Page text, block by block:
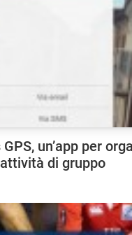
un’app per
attività di gruppo